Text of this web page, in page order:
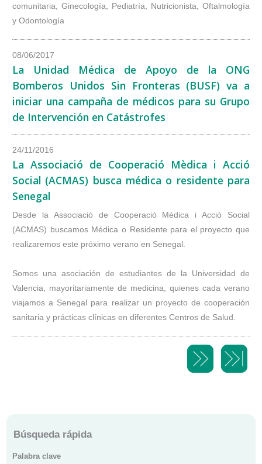
comunitaria, Ginecología, Pediatría, Nutricionista, Oftalmología
y Odontología
08/06/2017
La Unidad Médica de Apoyo de la ONG
Bomberos Unidos Sin Fronteras (BUSF) va a
iniciar una campaña de médicos para su Grupo
de Intervención en Catástrofes
24/11/2016
La Associació de Cooperació Mèdica i Acció
Social (ACMAS) busca médica o residente para
Senegal
Desde la Associació de Cooperació Mèdica i Acció Social
(ACMAS) buscamos Médica o Residente para el proyecto que
realizaremos este próximo verano en Senegal.
Somos una asociación de estudiantes de la Universidad de
Valencia, mayoritariamente de medicina, quienes cada verano
viajamos a Senegal para realizar un proyecto de cooperación
sanitaria y prácticas clínicas en diferentes Centros de Salud.
Búsqueda rápida
Palabra clave